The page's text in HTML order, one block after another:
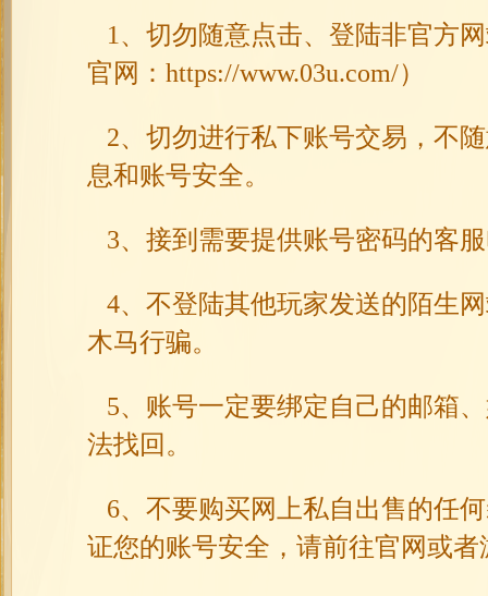
1、切勿随意点击、登陆非官方
官网：https://www.03u.com/）
2、切勿进行私下账号交易，不
息和账号安全。
3、接到需要提供账号密码的客
4、不登陆其他玩家发送的陌生
木马行骗。
5、账号一定要绑定自己的邮箱
法找回。
6、不要购买网上私自出售的任
证您的账号安全，请前往官网或者